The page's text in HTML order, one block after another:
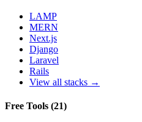
LAMP
MERN
Next.js
Django
Laravel
Rails
View all stacks →
Free Tools (21)